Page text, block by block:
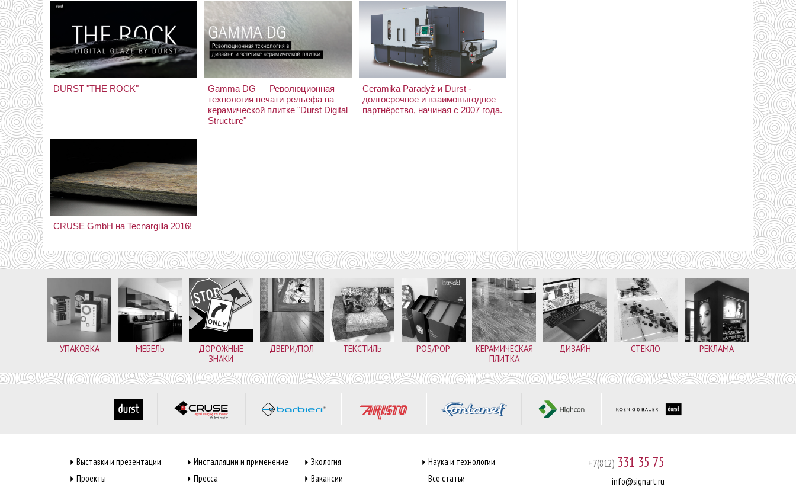
DURST "THE ROCK"
Gamma DG — Революционная
технология печати рельефа на
керамической плитке "Durst Digital
Structure"
Ceramika Paradyż и Durst -
долгосрочное и взаимовыгодное
партнёрство, начиная с 2007 года.
CRUSE GmbH на Tecnargilla 2016!
УПАКОВКА МЕБЕЛЬ
ДОРОЖНЫЕ
ЗНАКИ
ДВЕРИ/ПОЛ ТЕКСТИЛЬ POS/POP
КЕРАМИЧЕСКАЯ
ПЛИТКА
ДИЗАЙН СТЕКЛО РЕКЛАМА
Выставки и презентации Инсталляции и применение Экология
Наука и технологии
Проекты
Пресса Вакансии Все статьи
+7(812) 331 35 75
info@signart.ru